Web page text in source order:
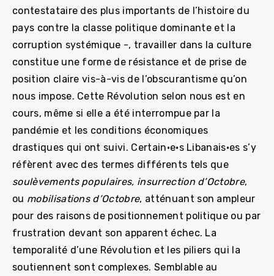
contestataire des plus importants de l’histoire du
pays contre la classe politique dominante et la
corruption systémique -, travailler dans la culture
constitue une forme de résistance et de prise de
position claire vis-à-vis de l’obscurantisme qu’on
nous impose. Cette Révolution selon nous est en
cours, même si elle a été interrompue par la
pandémie et les conditions économiques
drastiques qui ont suivi. Certain·e·s Libanais·es s’y
réfèrent avec des termes différents tels que
soulèvements populaires, insurrection d’Octobre,
ou mobilisations d’Octobre, atténuant son ampleur
pour des raisons de positionnement politique ou par
frustration devant son apparent échec. La
temporalité d’une Révolution et les piliers qui la
soutiennent sont complexes. Semblable au